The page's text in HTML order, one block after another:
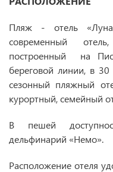
Пляж - отель
современный
построенный на
береговой линии, в
сезонный пляжный
курортный, семейный
В пешей
дельфинарий «Немо».
Расположение отеля